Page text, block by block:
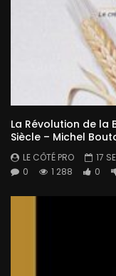
La Révolution de la
Siècle – Michel
LE CÔTÉ PRO
17
0
1 288 0